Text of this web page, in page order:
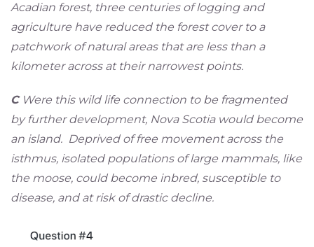
Acadian forest, three centuries of logging and
agriculture have reduced the forest cover to a
patchwork of natural areas that are less than a
kilometer across at their narrowest points.
CWere this wild life connection to be fragmented
by further development, Nova Scotia would become
an island. Deprived of free movement across the
isthmus, isolated populations of large mammals, like
the moose, could become inbred, susceptible to
disease, and at risk of drastic decline.